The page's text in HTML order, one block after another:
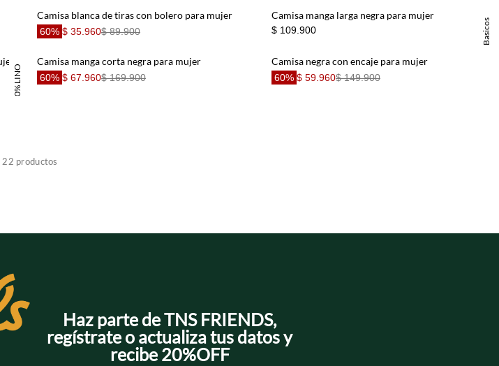
Camisa blanca de tiras con bolero para mujer
60% $ 35.960$ 89.900 Basicos
Camisa manga larga negra para mujer
$ 109.900
100% LINO
Camisa manga corta negra para mujer
60% $ 67.960$ 169.900
Camisa negra con encaje para mujer
60% $ 59.960$ 149.900
22 productos
Haz parte de TNS FRIENDS,
regístrate o actualiza tus datos y
recibe 20%OFF